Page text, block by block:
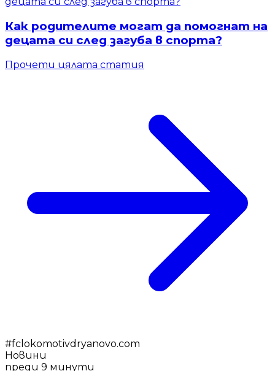
Как родителите могат да помогнат на
децата си след загуба в спорта?
Прочети цялата статия
#fclokomotivdryanovo.com
Новини
преди 9 минути